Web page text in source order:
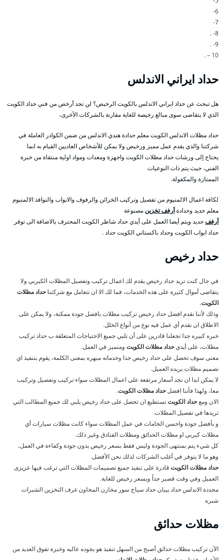
6-
7-
8- .
9- .
10 – .
حداد ايراني الاندلس
هل تبحث عن حداد ايراني الاندلس بالكويت الرخيص؟ لن تجد أرخص من فني حداد الكويت
الذي لا يتقاضى سوى مبالغ رخيصة للغاية مقارنة بالشركات الأخرى،
حداد مظلات الاندلس الكويت معلم حدادة هندي الاندلس من ضمن الكوادر العاملة في
شركتنا والذي يقدم عمل مميز ورخيص ولا يمكن للأشخاص العاديين القيام به انما
يحتاج إلى ورشات حداد مظلات الكويت واجهزة ومعدات ومواد اولية منتقاة من خبرة
الفني، حيث يتم ذات النوعيات
الممتازة والمكفولة.
لكافة اعمال الالمنيوم من تفصيل وتركيب الخزائن والرفوف والابواب والنوافذ الالمنيوم
معلم حديد وحدادةأرفف تخزينمصنوعة
أرففحديد ويتم أيضا العمل على أيدي حداد شاطر الكويت المحترف بالاضافة الى توفر
حداد ابواب الكويت وحداد باكستاني الكويت حداد .
حداد رخيص
في حال كنت تريد حداد رخيص يقدم لك اعمال تركيب وتفصيل المظلات الكيربي ولا
يتقاضى أموال كثيرة على هذه الخدمات، فما لك الا ان تتعامل مع شركتنا حداد مظلات
الكويت.
وذلك لأننا نقدم افضل حداد رخيص تركيب مظلات بافضل جودة ممكنة، ولا يمكن على
الاطلاق ان نقدم أي عمل فيه نوع من أنواع الخلل.
خبره كبيره جدا تجعلنا قادرين على أن تلبي جميع الاحتياجات المتعلقة ب حداد تركيب
مظلات، على أيديحداد مظلات الكويت ومتميز في العمل.
معنى سوف تحصل على حداد رخيص جدا وخدماته مبهره بمعنى الكلمة، يقوم بتنفيذ اي
تصميم مظلات يريده العميل.
لا يمكن ابدا ان تجد أسعار مرتفعة على اعمال المظلات سواء تركيب وتفصيل وتركيب
معا، ولهذا فأننا افضلحداد مظلات الكويت.
الان ومعحداد الكويتتستطيع ان تحصل على حداد رخيص يلبي لك جميع المطالب التي
تريدها في تفصيل المظلات.
و بأفضل جودة واحسن الخامات في عمل المظلات سواء كانت مظلات سيارات أي
مظلات كيربي او مظلات الحدائق ومظلات الفنادق وغير ذلك.
كل شيء يتم بمنتهى الجودة وليس فقط بسعر رخيص بدون جودة وكفاءة في العمل،
وهو ما لا يتوفر في أغلب الشركات لذلك نحن الأفضل.
حداد مظلات الكويت قادرة على تنفيذ جميع تصميمات المظلات التي ترغب فيها عزيزى
العميل وفي وقت قصير جداً وبسعر رخيص للغاية.
محددة الاندلس حداد بيبان حداد سياج سور مخازن المخاون غرف التخزين الشبرات
شبره
مظلات حدائق
الآن تركيب مظلات حدائق أصبح من السهل تنفيذ هو بجوده عاليه وخبرة تفوق العديد من